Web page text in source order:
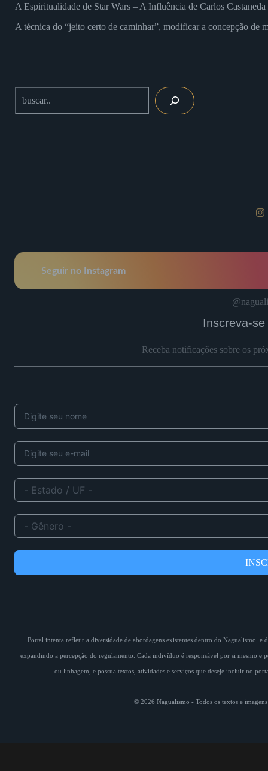
A Espiritualidade de Star Wars – A Influência de Carlos
A técnica do “jeito certo de caminhar”, modificar a concepção de
Seguir no Instagram
Inscreva-
Receba notificações sobre os
Portal intenta refletir a diversidade de abordagens existentes dentro do Nagualismo, e
expandindo a percepção do regulamento. Cada indivíduo é responsável por si mesmo
ou linhagem, e possua textos, atividades e serviços que deseje incluir no
© 2026 Nagualismo - Todos os textos e